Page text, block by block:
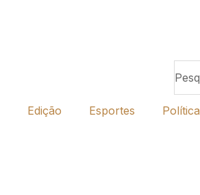
Edição Esportes Política